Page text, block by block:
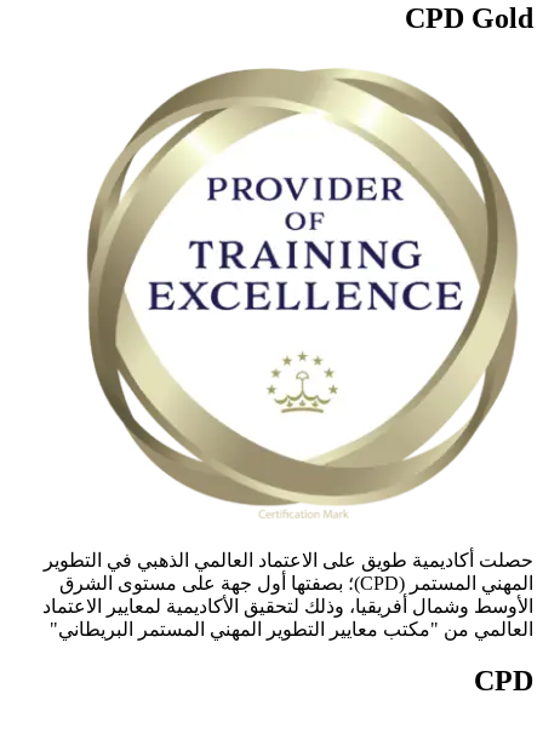
CPD Gold
حصلت أكاديمية طويق على الاعتماد العالمي الذهبي في التطوير
المهني المستمر (CPD)؛ بصفتها أول جهة على مستوى الشرق
الأوسط وشمال أفريقيا، وذلك لتحقيق الأكاديمية لمعايير الاعتماد
العالمي من "مكتب معايير التطوير المهني المستمر البريطاني"
CPD